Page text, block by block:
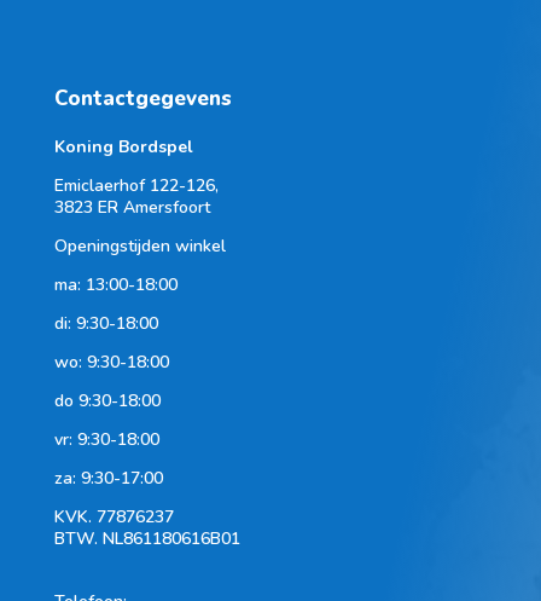
Contactgegevens
Koning Bordspel
Emiclaerhof 122-126,
3823 ER Amersfoort
Openingstijden winkel
ma: 13:00-18:00
di: 9:30-18:00
wo: 9:30-18:00
do 9:30-18:00
vr: 9:30-18:00
za: 9:30-17:00
KVK. 77876237
BTW. NL861180616B01